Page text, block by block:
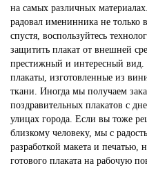
на самых различных
радовал именинника не только
спустя, воспользуйтесь
защитить плакат от внешней
престижный и интересный
плакаты, изготовленные из
ткани. Иногда мы получаем
поздравительных плакатов с
улицах города. Если вы тоже
близкому человеку, мы с
разработкой макета и печатью,
готового плаката на рабочую